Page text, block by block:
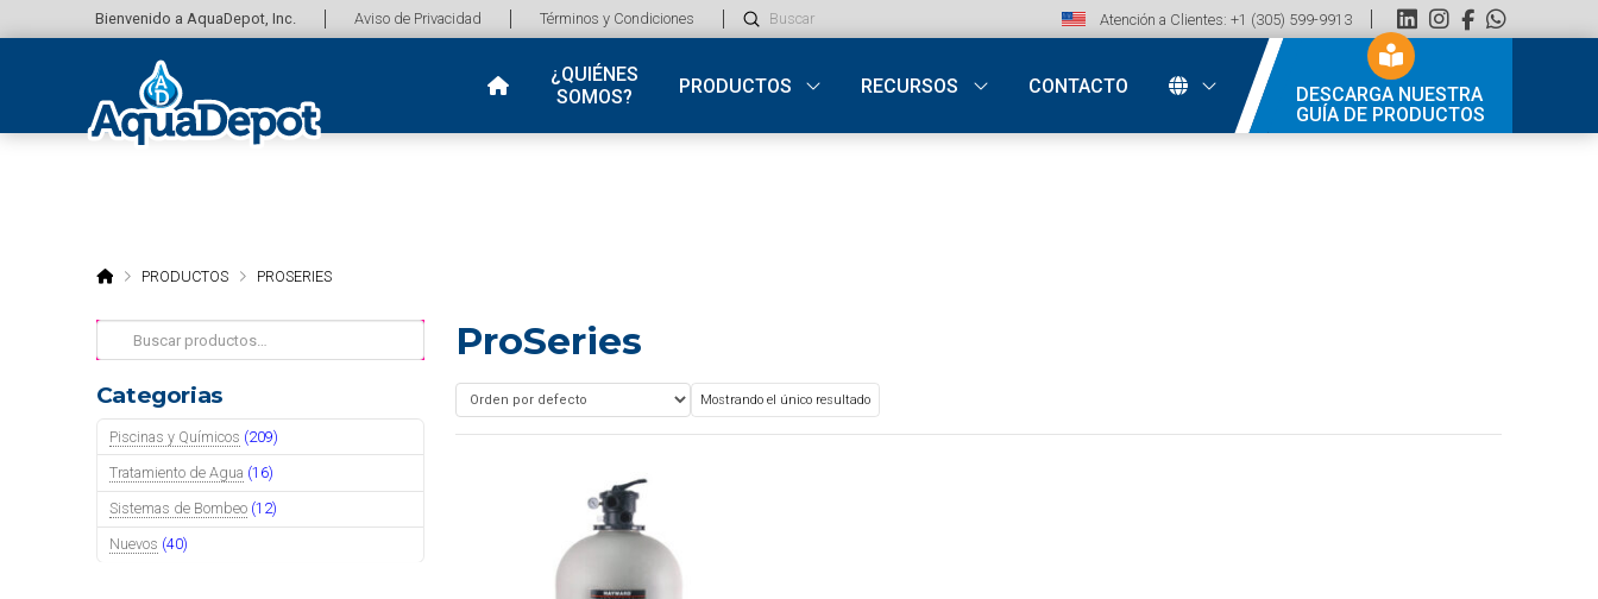
Bienvenido a AquaDepot, Inc. Aviso de Privacidad Términos y Condiciones
Search
Submit Atención a Clientes: +1 (305) 599-9913
¿QUIÉNES
SOMOS?
PRODUCTOS RECURSOS CONTACTO
DESCARGA NUESTRA
GUÍA DE PRODUCTOS
HOMEPRODUCTOS PROSERIES
Buscar
por:
Categorias
Piscinas y Químicos (209)
Tratamiento de Agua (16)
Sistemas de Bombeo (12)
Nuevos (40)
ProSeries
Mostrando el único resultado